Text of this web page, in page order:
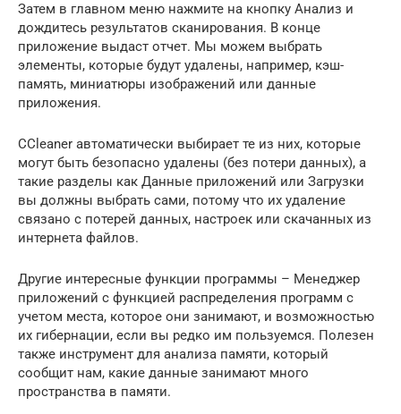
Затем в главном меню нажмите на кнопку Анализ и
дождитесь результатов сканирования. В конце
приложение выдаст отчет. Мы можем выбрать
элементы, которые будут удалены, например, кэш-
память, миниатюры изображений или данные
приложения.
CCleaner автоматически выбирает те из них, которые
могут быть безопасно удалены (без потери данных), а
такие разделы как Данные приложений или Загрузки
вы должны выбрать сами, потому что их удаление
связано с потерей данных, настроек или скачанных из
интернета файлов.
Другие интересные функции программы – Менеджер
приложений с функцией распределения программ с
учетом места, которое они занимают, и возможностью
их гибернации, если вы редко им пользуемся. Полезен
также инструмент для анализа памяти, который
сообщит нам, какие данные занимают много
пространства в памяти.